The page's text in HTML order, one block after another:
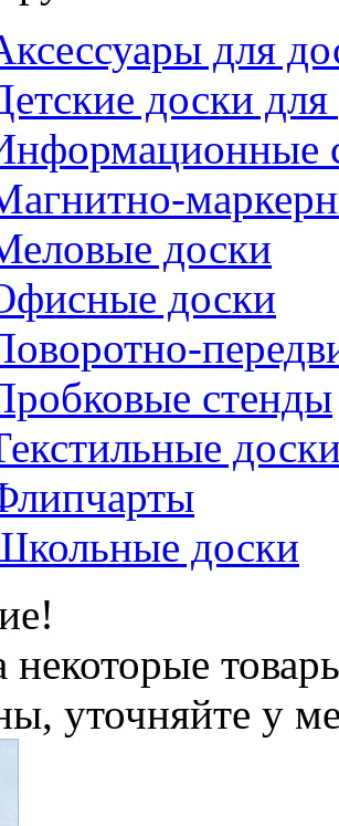
для
доски
доски
доски
стенды
доски
уточняйте у